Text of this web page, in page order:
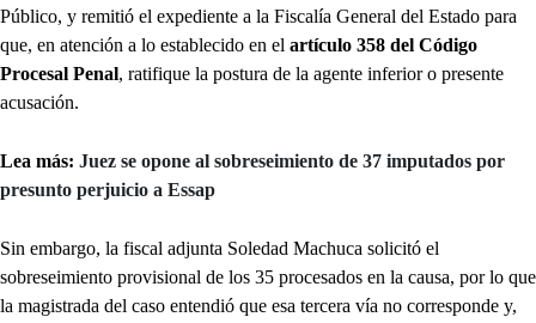
Público, y remitió el expediente a la Fiscalía General del Estado para
que, en atención a lo establecido en el artículo 358 del Código
Procesal Penal, ratifique la postura de la agente inferior o presente
acusación.
Lea más: Juez se opone al sobreseimiento de 37 imputados por
presunto perjuicio a Essap
Sin embargo, la fiscal adjunta Soledad Machuca solicitó el
sobreseimiento provisional de los 35 procesados en la causa, por lo que
la magistrada del caso entendió que esa tercera vía no corresponde y,